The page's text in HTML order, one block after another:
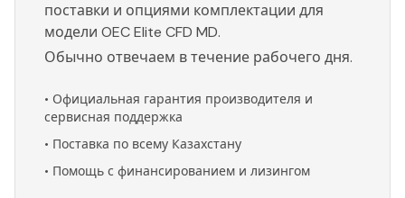
поставки и опциями комплектации для
модели OEC Elite CFD MD.
Обычно отвечаем в течение рабочего дня.
• Официальная гарантия производителя и
сервисная поддержка
• Поставка по всему Казахстану
• Помощь с финансированием и лизингом